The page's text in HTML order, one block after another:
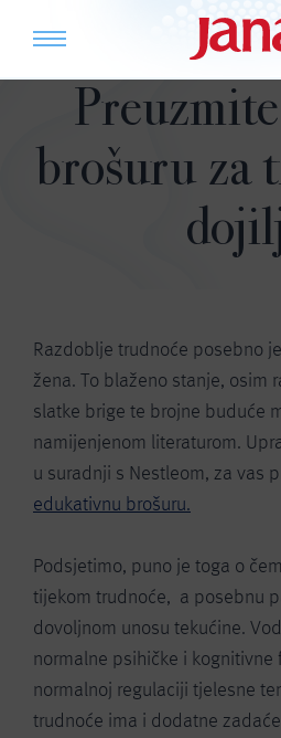
brošuru za
Razdoblje trudnoće posebno
žena. To blaženo stanje, osim
slatke brige te brojne buduće
namijenjenom literaturom.
u suradnji s Nestleom, za vas
edukativnu brošuru.
Podsjetimo, puno je toga o
tijekom trudnoće, a posebnu
dovoljnom unosu tekućine.
normalne psihičke i
normalnoj regulaciji tjelesne
trudnoće ima i dodatne